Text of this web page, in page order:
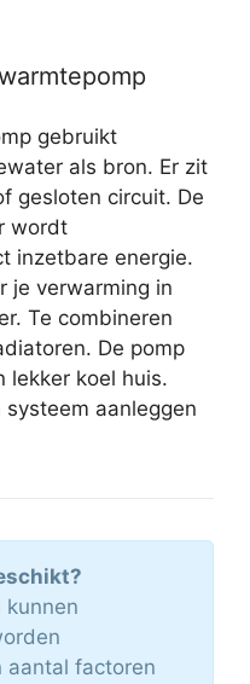
gebruikt
als bron. Er zit
gesloten circuit. De
wordt
inzetbare energie.
je verwarming in
Te combineren
De pomp
lekker koel huis.
aanleggen
kunnen
aantal factoren